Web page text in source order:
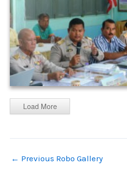
Load More
← Previous Robo Gallery